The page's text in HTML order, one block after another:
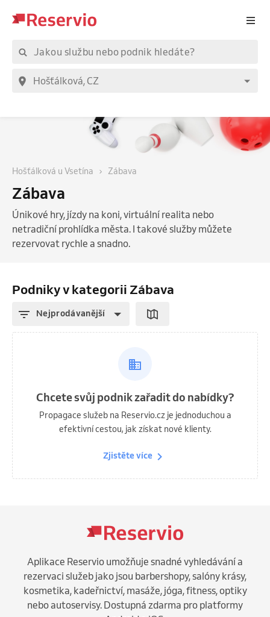
Hošťálková u Vsetína Zábava
Zábava
Únikové hry, jízdy na koni, virtuální realita nebo
netradiční prohlídka města. I takové služby můžete
rezervovat rychle a snadno.
Podniky v kategorii Zábava
Nejprodávanější
Chcete svůj podnik zařadit do nabídky?
Propagace služeb na Reservio.cz je jednoduchou a
efektivní cestou, jak získat nové klienty.
Zjistěte více
Aplikace Reservio umožňuje snadné vyhledávání a
rezervaci služeb jako jsou barbershopy, salóny krásy,
kosmetika, kadeřnictví, masáže, jóga, fitness, optiky
nebo autoservisy. Dostupná zdarma pro platformy